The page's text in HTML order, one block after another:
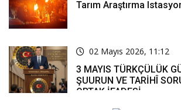
Tarım Araştırma
02 Mayıs 2026, 11:12
3 MAYIS TÜRKÇÜLÜK
ŞUURUN VE TARİHÎ
ORTAK İFADESİ